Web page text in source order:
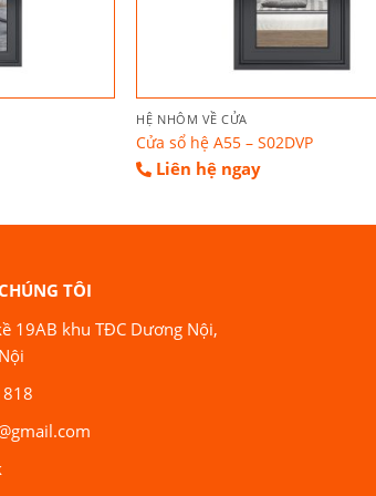
HỆ NHÔM VỀ CỬA
Cửa sổ hệ A55 – S02DVP
Liên hệ ngay
TÔI
19AB khu TĐC Dương Nội,